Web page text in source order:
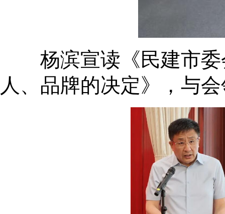
杨滨宣读《民建市委
人、品牌的决定》，与